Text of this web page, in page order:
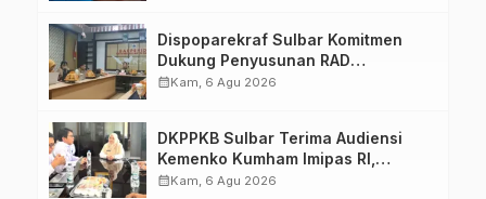
Dispoparekraf Sulbar Komitmen
Dukung Penyusunan RAD
TPB/SDGs Sulawesi Barat
calendar_monthKam, 6 Agu 2026
DKPPKB Sulbar Terima Audiensi
Kemenko Kumham Imipas RI,
Perkuat Pelayanan Kesehatan bagi
calendar_monthKam, 6 Agu 2026